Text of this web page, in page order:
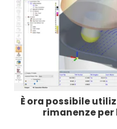
È ora possibile
rimanenze per